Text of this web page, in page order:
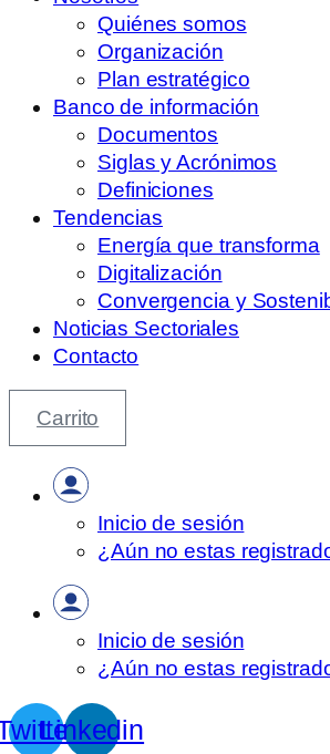
Quiénes somos
Organización
Plan estratégico
Banco de información
Documentos
Siglas y Acrónimos
Definiciones
Tendencias
Energía que transforma
Digitalización
Convergencia y
Noticias Sectoriales
Contacto
Carrito
Inicio de sesión
¿Aún no estas
Inicio de sesión
¿Aún no estas
Linkedin